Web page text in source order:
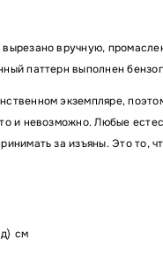
вручную,
паттерн выполнен
экземпляре,
и невозможно. Любые
за изъяны. Это то,
см